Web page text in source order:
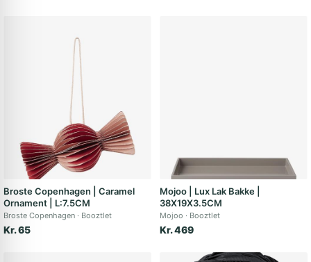
Broste Copenhagen | Caramel
Ornament | L:7.5CM
Broste Copenhagen Booztlet
Kr. 65
Mojoo | Lux Lak Bakke |
38X19X3.5CM
Mojoo Booztlet
Kr. 469